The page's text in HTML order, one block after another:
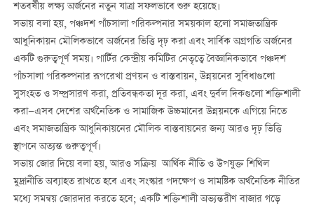
শতবর্ষীয় লক্ষ্য অর্জনের নতুন যাত্রা সফলভাবে শুরু হয়েছে।
সভায় বলা হয়, পঞ্চদশ পাঁচসালা পরিকল্পনার সময়কাল হলো সমাজতান্ত্রিক
আধুনিকায়ন মৌলিকভাবে অর্জনের ভিত্তি দৃঢ় করা এবং সার্বিক অগ্রগতি অর্জনের
একটি গুরুত্বপূর্ণ সময়। পার্টির কেন্দ্রীয় কমিটির নেতৃত্বে বৈজ্ঞানিকভাবে পঞ্চদশ
পাঁচসালা পরিকল্পনার রূপরেখা প্রণয়ন ও বাস্তবায়ন, উন্নয়নের সুবিধাগুলো
সুসংহত ও সম্প্রসারণ করা, প্রতিবন্ধকতা দূর করা, এবং দুর্বল দিকগুলো শক্তিশালী
করা—এসব দেশের অর্থনৈতিক ও সামাজিক উচ্চমানের উন্নয়নকে এগিয়ে নিতে
এবং সমাজতান্ত্রিক আধুনিকায়নের মৌলিক বাস্তবায়নের জন্য আরও দৃঢ় ভিত্তি
স্থাপনে অত্যন্ত গুরুত্বপূর্ণ।
সভায় জোর দিয়ে বলা হয়, আরও সক্রিয় আর্থিক নীতি ও উপযুক্ত শিথিল
মুদ্রানীতি অব্যাহত রাখতে হবে এবং সংস্কার পদক্ষেপ ও সামষ্টিক অর্থনৈতিক নীতির
মধ্যে সমন্বয় জোরদার করতে হবে; একটি শক্তিশালী অভ্যন্তরীণ বাজার গড়ে